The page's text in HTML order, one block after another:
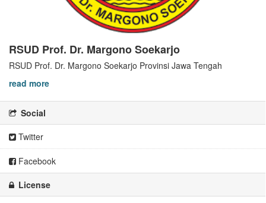
RSUD Prof. Dr. Margono Soekarjo
RSUD Prof. Dr. Margono Soekarjo Provinsi Jawa Tengah
read more
Social
Twitter
Facebook
License